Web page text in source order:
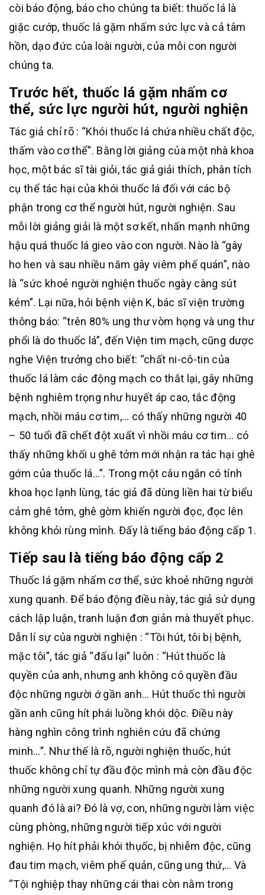
còi báo động, báo cho chúng ta biết: thuốc lá là
giặc cướp, thuốc lá gặm nhấm sức lực và cả tâm
hồn, dạo đức của loài người, của mỗi con người
chúng ta.
Trước hết, thuốc lá gặm nhấm cơ
thể, sức lực người hút, người nghiện
Tác giả chỉ rõ : “Khói thuốc lá chứa nhiều chất độc,
thấm vào cơ thể”. Bằng lời giảng của một nhà khoa
học, một bác sĩ tài giỏi, tác giả giải thích, phân tích
cụ thể tác hại của khói thuốc lá đối với các bộ
phận trong cơ thể người hút, người nghiện. Sau
mỗi lời giảng giải là một sơ kết, nhấn mạnh những
hậu quá thuốc lá gieo vào con người. Nào là “gây
ho hen và sau nhiều năm gây viêm phế quán”, nào
là “sức khoẻ người nghiện thuốc ngày càng sút
kém”. Lại nữa, hỏi bệnh viện K, bác sĩ viện trường
thông báo: “trên 80% ung thư vòm họng và ung thư
phổi là do thuốc lá”, đến Viện tim mạch, cũng dược
nghe Viện trưởng cho biết: “chất ni-cô-tin của
thuốc lá làm các động mạch co thắt lại, gây những
bệnh nghiêm trọng như huyết áp cao, tắc động
mạch, nhồi máu cơ tim,… có thấy những người 40
– 50 tuổi đã chết đột xuất vì nhồi máu cơ tim… có
thấy những khối u ghê tởm mới nhận ra tác hại ghê
gớm của thuốc lá…”. Trong một câu ngắn có tính
khoa học lạnh lùng, tác giả đã dùng liền hai từ biểu
cảm ghê tởm, ghê gờm khiến người đọc, đọc lên
không khỏi rùng mình. Đấy là tiếng báo động cấp 1.
Tiếp sau là tiếng báo động cấp 2
Thuốc lá gặm nhấm cơ thể, sức khoẻ những người
xung quanh. Để báo động điều này, tác giả sử dụng
cách lập luận, tranh luận đơn giản mà thuyết phục.
Dẫn lí sự của người nghiện : “Tồi hút, tôi bị bệnh,
mặc tôi”, tác giả “đấu lại” luôn : “Hút thuốc là
quyền của anh, nhưng anh không có quyền đầu
độc những người ớ gần anh… Hút thuốc thì người
gần anh cũng hít phái luồng khói dộc. Điều này
hàng nghìn công trình nghiên cứu đã chứng
minh…”. Như thế là rõ, người nghiện thuốc, hút
thuốc không chỉ tự đầu độc mình mà còn đầu độc
những người xung quanh. Những người xung
quanh đó là ai? Đó là vợ, con, những người làm việc
cùng phòng, những người tiếp xúc với người
nghiện. Họ hít phải khói thụốc, bị nhiễm độc, cũng
đau tim mạch, viêm phế quản, cũng ung thứ,… Và
“Tội nghiệp thay những cái thai còn nằm trong